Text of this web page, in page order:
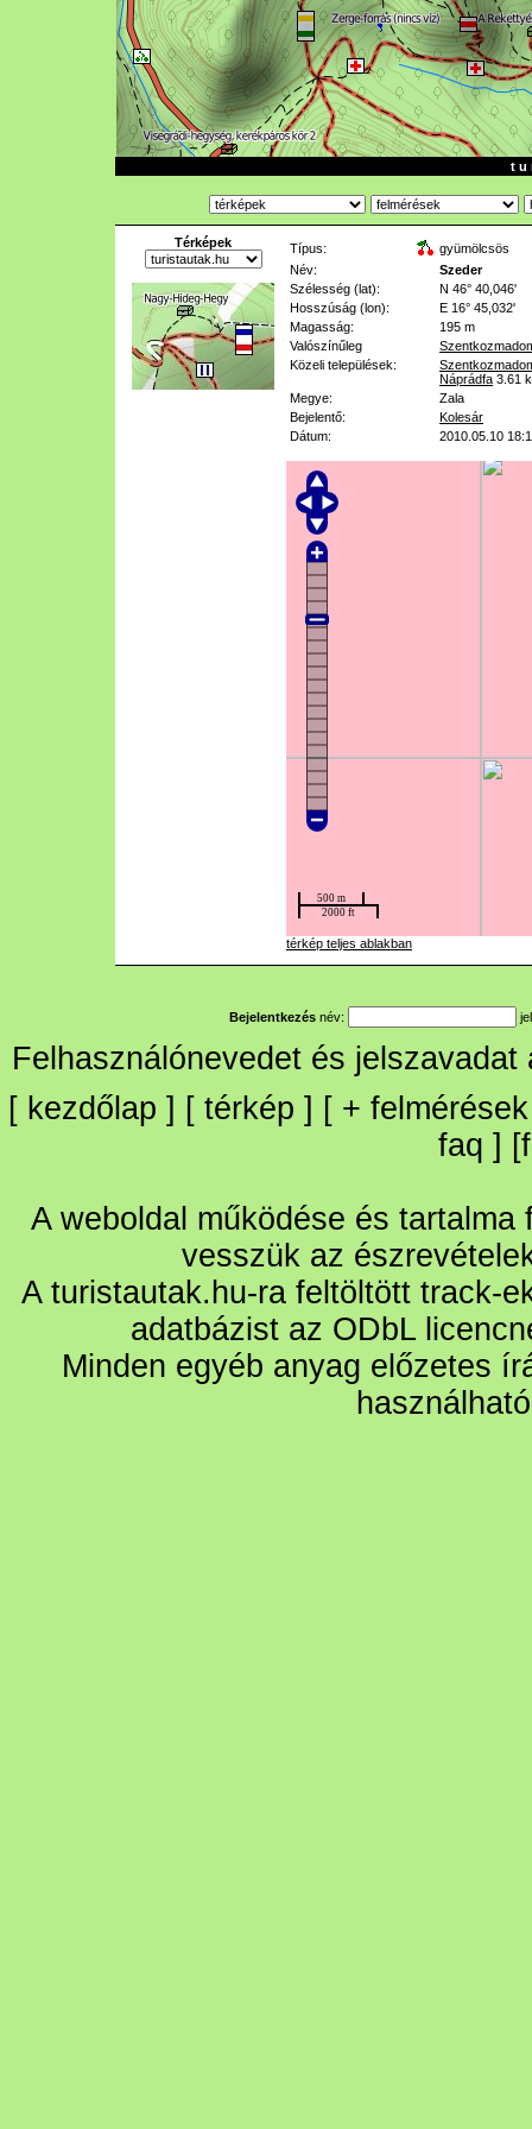
t u
Térképek Típus:
gyümölcsös
Név:
Szeder
Szélesség (lat):
N 46° 40,046'
Hosszúság (lon):
E 16° 45,032'
Magasság:
195 m
Valószínűleg
Közeli települések:
Náprádfa 3.61
Megye:
Zala
Bejelentő:
Kolesár
Dátum:
2010.05.10
térkép teljes ablakban
Bejelentkezés név:
Felhasználónevedet és
[ kezdőlap ] [ térkép ] [ + felmérések
faq ] [
A weboldal működése és
vesszük az
A turistautak.hu-ra feltöltött track-
adatbázist az ODbL
Minden egyéb anyag előzetes